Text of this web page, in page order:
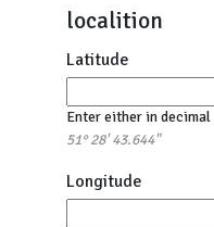
localition
Latitude
Enter either in decimal
51° 28' 43.644"
Longitude